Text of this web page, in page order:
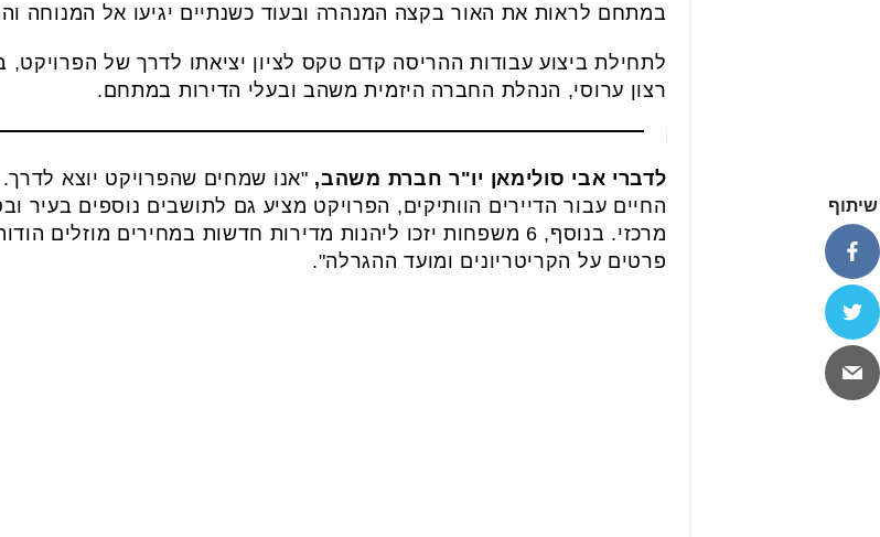
במתחם לראות את האור בקצה המנהרה ובעוד כשנתיים יגיעו אל המנוחה
לתחילת ביצוע עבודות ההריסה קדם טקס לציון יציאתו לדרך של
רצון ערוסי, הנהלת החברה היזמית משהב ובעלי הדירות במתחם.
לדברי אבי סולימאן יו"ר חברת משהב, "אנו שמחים שהפרויקט יוצא
החיים עבור הדיירים הוותיקים, הפרויקט מציע גם לתושבים נוספים בעיר
מרכזי. בנוסף, 6 משפחות יזכו ליהנות מדירות חדשות במחירים
פרטים על הקריטריונים ומועד ההגרלה".
שיתוף